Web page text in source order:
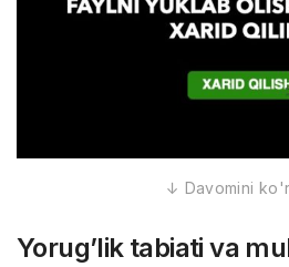
Yorug’lik tabiati va